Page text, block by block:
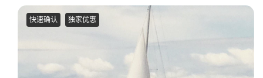
快速确认 独家优惠